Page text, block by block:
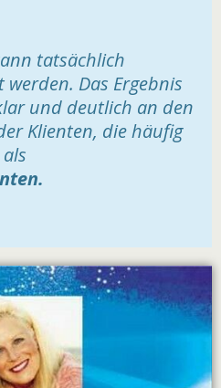
tatsächlich
Das Ergebnis
und deutlich an den
Klienten, die häufig